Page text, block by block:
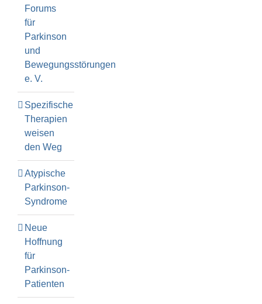
Forums
für
Parkinson
und
Bewegungsstörungen
e. V.
Spezifische
Therapien
weisen
den Weg
Atypische
Parkinson-
Syndrome
Neue
Hoffnung
für
Parkinson-
Patienten